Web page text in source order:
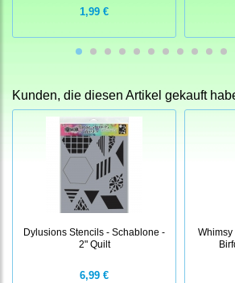
1,99 €
Kunden, die diesen Artikel gekauft
Dylusions Stencils - Schablone -
2" Quilt
6,99 €
Whimsy